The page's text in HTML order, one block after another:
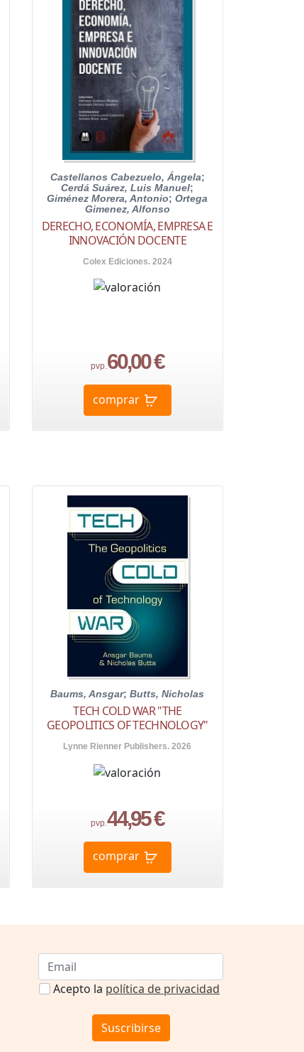
Castellanos Cabezuelo, Ángela;
Cerdá Suárez, Luis Manuel;
Giménez Morera, Antonio;Ortega
Gimenez, Alfonso
DERECHO, ECONOMÍA, EMPRESA E
INNOVACIÓN DOCENTE
Colex Ediciones. 2024
pvp.60,00 €
comprar
Baums, Ansgar;Butts, Nicholas
TECH COLD WAR "THE
GEOPOLITICS OF TECHNOLOGY"
Lynne Rienner Publishers. 2026
pvp.44,95 €
comprar
Acepto la política de privacidad
Suscribirse